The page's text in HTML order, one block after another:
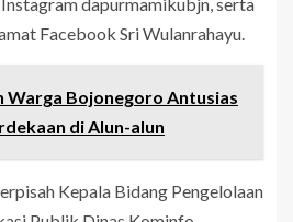
Facebook Sri Wulanrahayu.
Warga Bojonegoro Antusias
di Alun-alun
Kepala Bidang Pengelolaan